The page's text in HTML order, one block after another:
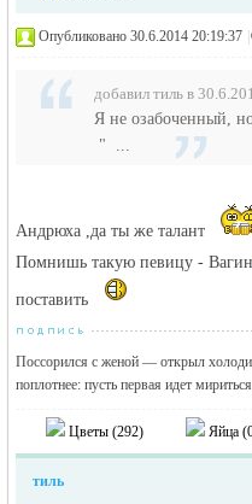
Опубликовано 30.6.2014 20:19:37
добавил тиль в
Я не озабоченный,
" ...
Андрюха ,да ты же талант
Помнишь такую певицу -
поставить
Поссорился с женой — открыл
поплотнее: пусть первая идет
Цветы (292) Яйца (
тиль